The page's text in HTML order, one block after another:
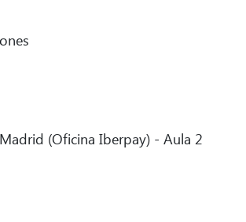
(Oficina Iberpay) - Aula 2